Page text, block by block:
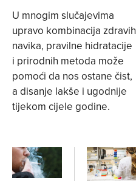
U mnogim slučajevima
upravo kombinacija zdravih
navika, pravilne hidratacije
i prirodnih metoda može
pomoći da nos ostane čist,
a disanje lakše i ugodnije
tijekom cijele godine.